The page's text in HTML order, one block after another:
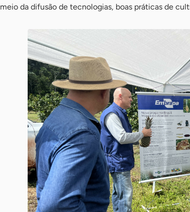
meio da difusão de tecnologias, boas práticas de